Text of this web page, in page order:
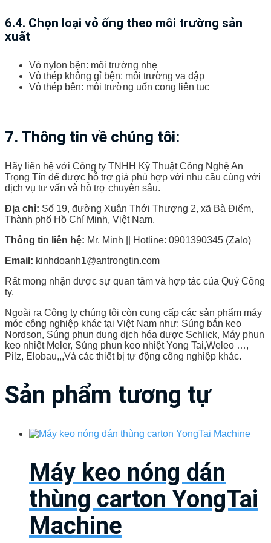
6.4. Chọn loại vỏ ống theo môi trường sản
xuất
Vỏ nylon bện: môi trường nhẹ
Vỏ thép không gỉ bện: môi trường va đập
Vỏ thép bện: môi trường uốn cong liên tục
7. Thông tin về chúng tôi:
Hãy liên hệ với Công ty TNHH Kỹ Thuật Công Nghệ An
Trọng Tín để được hỗ trợ giá phù hợp với nhu cầu cùng với
dịch vụ tư vấn và hỗ trợ chuyên sâu.
Địa chỉ: Số 19, đường Xuân Thới Thượng 2, xã Bà Điểm,
Thành phố Hồ Chí Minh, Việt Nam.
Thông tin liên hệ: Mr. Minh || Hotline: 0901390345 (Zalo)
Email: kinhdoanh1@antrongtin.com
Rất mong nhận được sự quan tâm và hợp tác của Quý Công
ty.
Ngoài ra Công ty chúng tôi còn cung cấp các sản phẩm máy
móc công nghiệp khác tại Việt Nam như: Súng bắn keo
Nordson, Súng phun dung dịch hóa dược Schlick, Máy phun
keo nhiệt Meler, Súng phun keo nhiệt Yong Tai,Weleo …,
Pilz, Elobau,,,Và các thiết bị tự động công nghiệp khác.
Sản phẩm tương tự
Máy keo nóng dán
thùng carton YongTai
Machine